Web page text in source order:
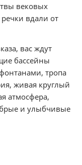
вековых
вдали от
вас ждут
бассейны
тропа
живая круглый
атмосфера,
и улыбчивые